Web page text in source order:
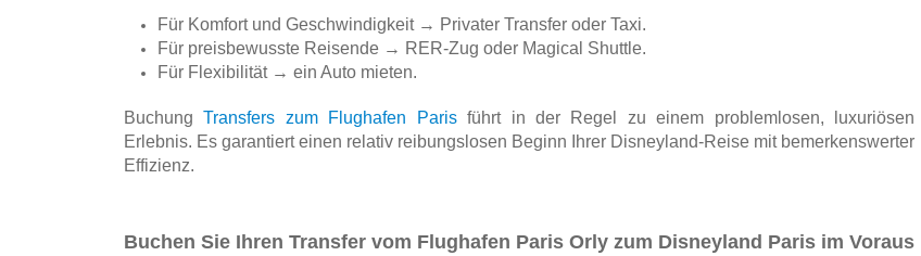
Für Komfort und Geschwindigkeit → Privater Transfer oder Taxi.
Für preisbewusste Reisende → RER-Zug oder Magical Shuttle.
Für Flexibilität → ein Auto mieten.
Buchung Transfers zum Flughafen Paris führt in der Regel zu einem problemlosen, luxuriösen
Erlebnis. Es garantiert einen relativ reibungslosen Beginn Ihrer Disneyland-Reise mit bemerkenswerter
Effizienz.
Buchen Sie Ihren Transfer vom Flughafen Paris Orly zum Disneyland Paris im Voraus